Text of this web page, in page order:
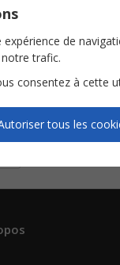
Got my mind set on you
de
trafic.
consentez à cette
tous les